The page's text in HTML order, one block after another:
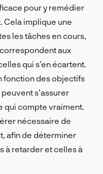
pour y remédier
Cela implique une
les tâches en cours,
aux
qui s’en écartent.
fonction des objectifs
s’assurer
qui compte vraiment.
nécessaire de
afin de déterminer
à retarder et celles à